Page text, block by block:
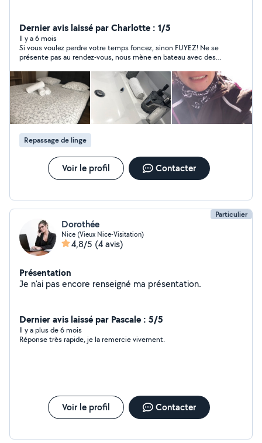
Dernier avis laissé par Charlotte : 1/5
Il y a 6 mois
Si vous voulez perdre votre temps foncez, sinon FUYEZ! Ne se
présente pas au rendez-vous, nous mène en bateau avec des
fois parce que je l’attendais!
Repassage de linge
Voir le profil Contacter
Particulier
Dorothée
Nice (Vieux Nice-Visitation)
4,8/5 (4 avis)
Présentation
Je n'ai pas encore renseigné ma présentation.
Dernier avis laissé par Pascale : 5/5
Il y a plus de 6 mois
Réponse très rapide, je la remercie vivement.
Voir le profil Contacter